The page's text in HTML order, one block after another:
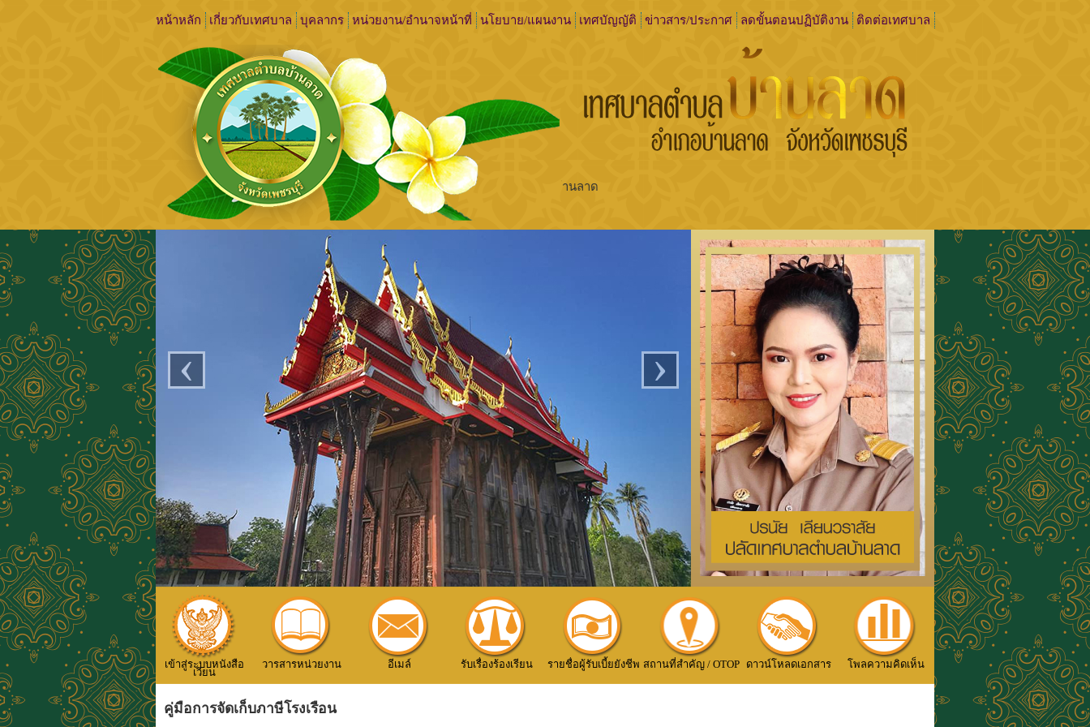
หน้าหลัก เกี่ยวกับเทศบาล บุคลากร หน่วยงาน/อำนาจหน้าที่ นโยบาย/แผนงาน เทศบัญญัติ ข่าวสาร/ประกาศ ลดขั้นตอนปฏิบัติงาน ติดต่อเทศบาล
เทศบาลตำบลบ้านลาด
‹ ›
เข้าสู่ระบบหนังสือ
เวียน
วารสารหน่วยงาน อีเมล์ รับเรื่องร้องเรียน รายชื่อผู้รับเบี้ยยังชีพ สถานที่สำคัญ / OTOP ดาวน์โหลดเอกสาร โพลความคิดเห็น
คู่มือการจัดเก็บภาษีโรงเรือน